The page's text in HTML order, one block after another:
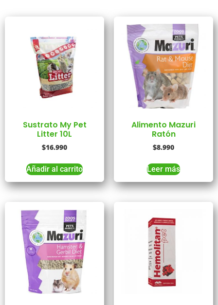
Sustrato My Pet
Litter 10L
$16.990
Añadir al carrito
Alimento Mazuri
Ratón
$8.990
Leer más